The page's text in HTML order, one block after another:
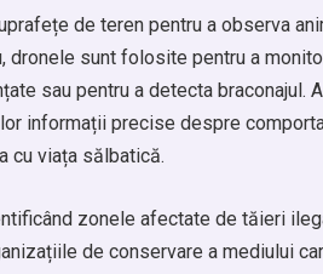
de teren pentru a observa
dronele sunt folosite pentru a
sau pentru a detecta braconajul.
informații precise despre
cu viața sălbatică.
zonele afectate de tăieri
de conservare a mediului